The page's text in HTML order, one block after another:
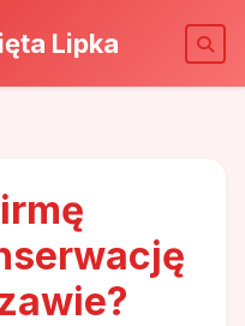
Lipka